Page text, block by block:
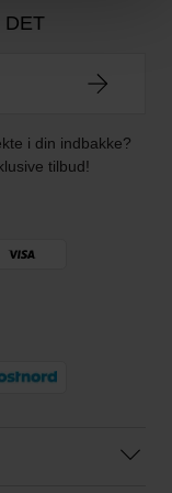
i din indbakke?
tilbud!